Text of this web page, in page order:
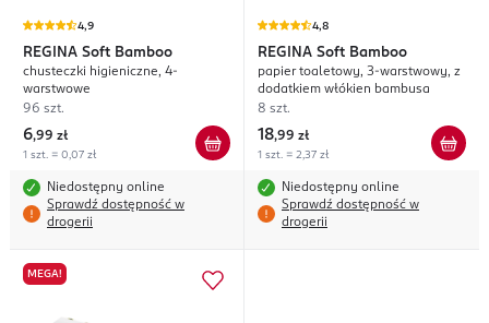
4,9
REGINA Soft Bamboo
chusteczki higieniczne, 4-
warstwowe
96 szt.
6,99 zł
1 szt. = 0,07 zł
Niedostępny online
Sprawdź dostępność w
drogerii
4,8
REGINA Soft Bamboo
papier toaletowy, 3-warstwowy, z
dodatkiem włókien bambusa
8 szt.
18,99 zł
1 szt. = 2,37 zł
Niedostępny online
Sprawdź dostępność w
drogerii
MEGA!